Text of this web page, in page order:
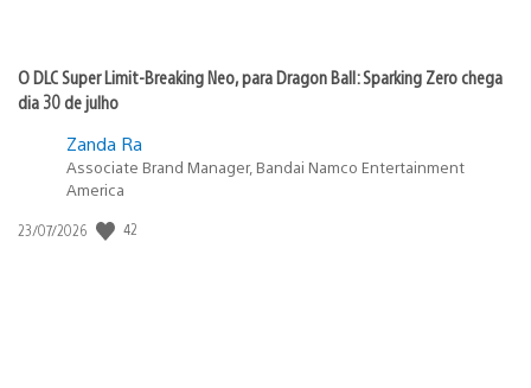
O DLC Super Limit-Breaking Neo, para Dragon Ball: Sparking Zero chega
dia 30 de julho
Zanda Ra
Associate Brand Manager, Bandai Namco Entertainment
America
Data
23/07/2026 42